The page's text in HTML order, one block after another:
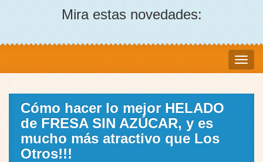
Mira estas novedades:
Cómo hacer lo mejor HELADO
de FRESA SIN AZÚCAR, y es
mucho más atractivo que Los
Otros!!!